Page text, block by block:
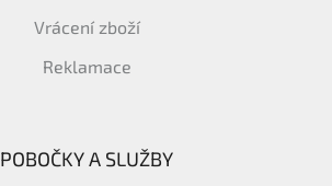
Vrácení zboží
Reklamace
POBOČKY A SLUŽBY